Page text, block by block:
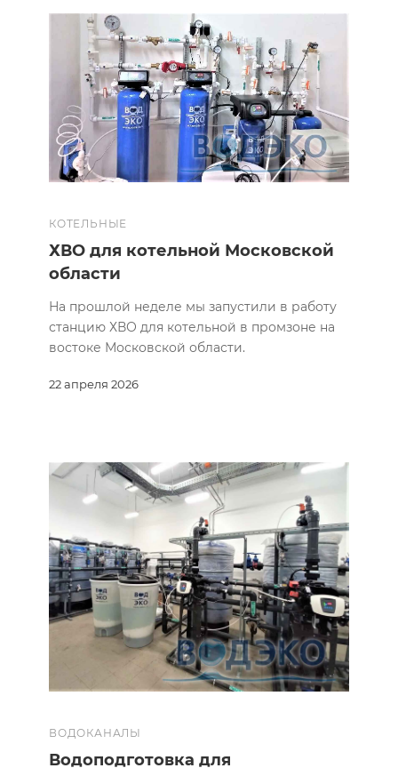
КОТЕЛЬНЫЕ
22 апреля 2026
ХВО для котельной Московской
области
На прошлой неделе мы запустили в работу
станцию ХВО для котельной в промзоне на
востоке Московской области.
ВОДОКАНАЛЫ
Водоподготовка для